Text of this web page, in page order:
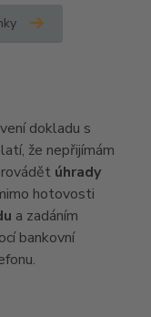
dokladu s
že nepřijímám
úhrady
hotovosti
a zadáním
bankovní